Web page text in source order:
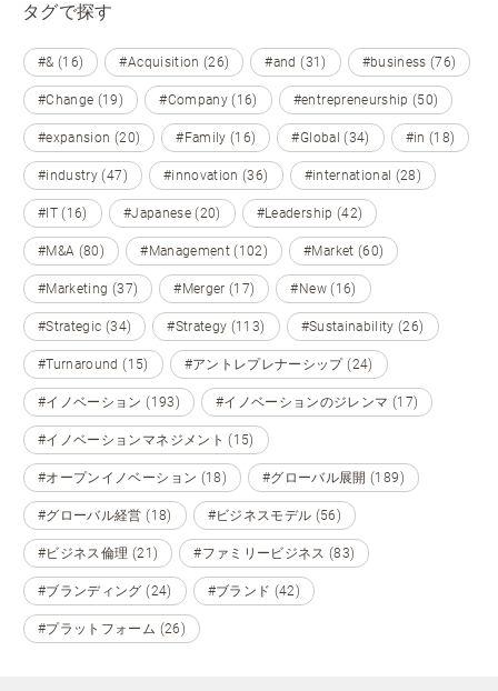
タグで探す
#& (16) #Acquisition (26) #and (31) #business (76)
#Change (19) #Company (16) #entrepreneurship (50)
#expansion (20) #Family (16) #Global (34) #in (18)
#industry (47) #innovation (36) #international (28)
#IT (16) #Japanese (20) #Leadership (42)
#M&A (80) #Management (102) #Market (60)
#Marketing (37) #Merger (17) #New (16)
#Strategic (34) #Strategy (113) #Sustainability (26)
#Turnaround (15) #アントレプレナーシップ (24)
#イノベーション (193) #イノベーションのジレンマ (17)
#イノベーションマネジメント (15)
#オープンイノベーション (18) #グローバル展開 (189)
#グローバル経営 (18) #ビジネスモデル (56)
#ビジネス倫理 (21) #ファミリービジネス (83)
#ブランディング (24) #ブランド (42)
#プラットフォーム (26)